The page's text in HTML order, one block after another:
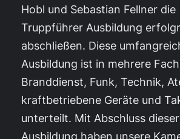
Hobl und Sebastian Fellner die
Truppführer Ausbildung
abschließen. Diese
Ausbildung ist in mehrere
Branddienst, Funk, Technik,
kraftbetriebene Geräte und
unterteilt. Mit Abschluss dieser
Ausbildung haben unsere